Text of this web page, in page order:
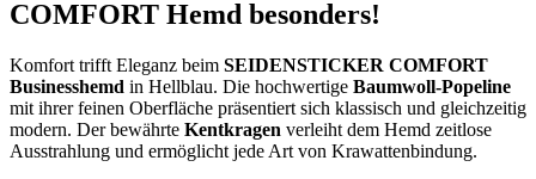
COMFORT Hemd besonders!
Komfort trifft Eleganz beim SEIDENSTICKER COMFORT
Businesshemd in Hellblau. Die hochwertige Baumwoll-Popeline
mit ihrer feinen Oberfläche präsentiert sich klassisch und gleichzeitig
modern. Der bewährte Kentkragen verleiht dem Hemd zeitlose
Ausstrahlung und ermöglicht jede Art von Krawattenbindung.